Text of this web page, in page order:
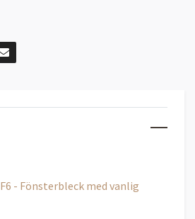
F6 - Fönsterbleck med vanlig